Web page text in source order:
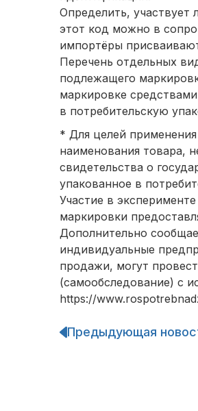
Определить,
этот код можно в
импортёры
Перечень отдельных
подлежащего
маркировке
в потребительскую
* Для целей
наименования товара,
свидетельства о
упакованное в
Участие в
маркировки
Дополнительно
индивидуальные
продажи, могут
(самообследование) с
https://
Навигация
Предыдующая